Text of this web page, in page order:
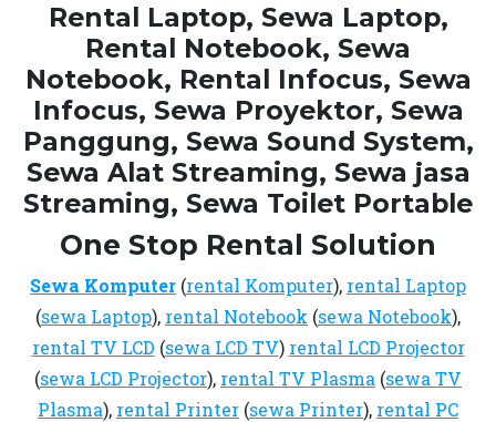
Rental Laptop, Sewa Laptop,
Rental Notebook, Sewa
Notebook, Rental Infocus, Sewa
Infocus, Sewa Proyektor, Sewa
Panggung, Sewa Sound System,
Sewa Alat Streaming, Sewa jasa
Streaming, Sewa Toilet Portable
One Stop Rental Solution
Sewa Komputer (rental Komputer), rental Laptop
(sewa Laptop), rental Notebook (sewa Notebook),
rental TV LCD (sewa LCD TV) rental LCD Projector
(sewa LCD Projector), rental TV Plasma (sewa TV
Plasma), rental Printer (sewa Printer), rental PC